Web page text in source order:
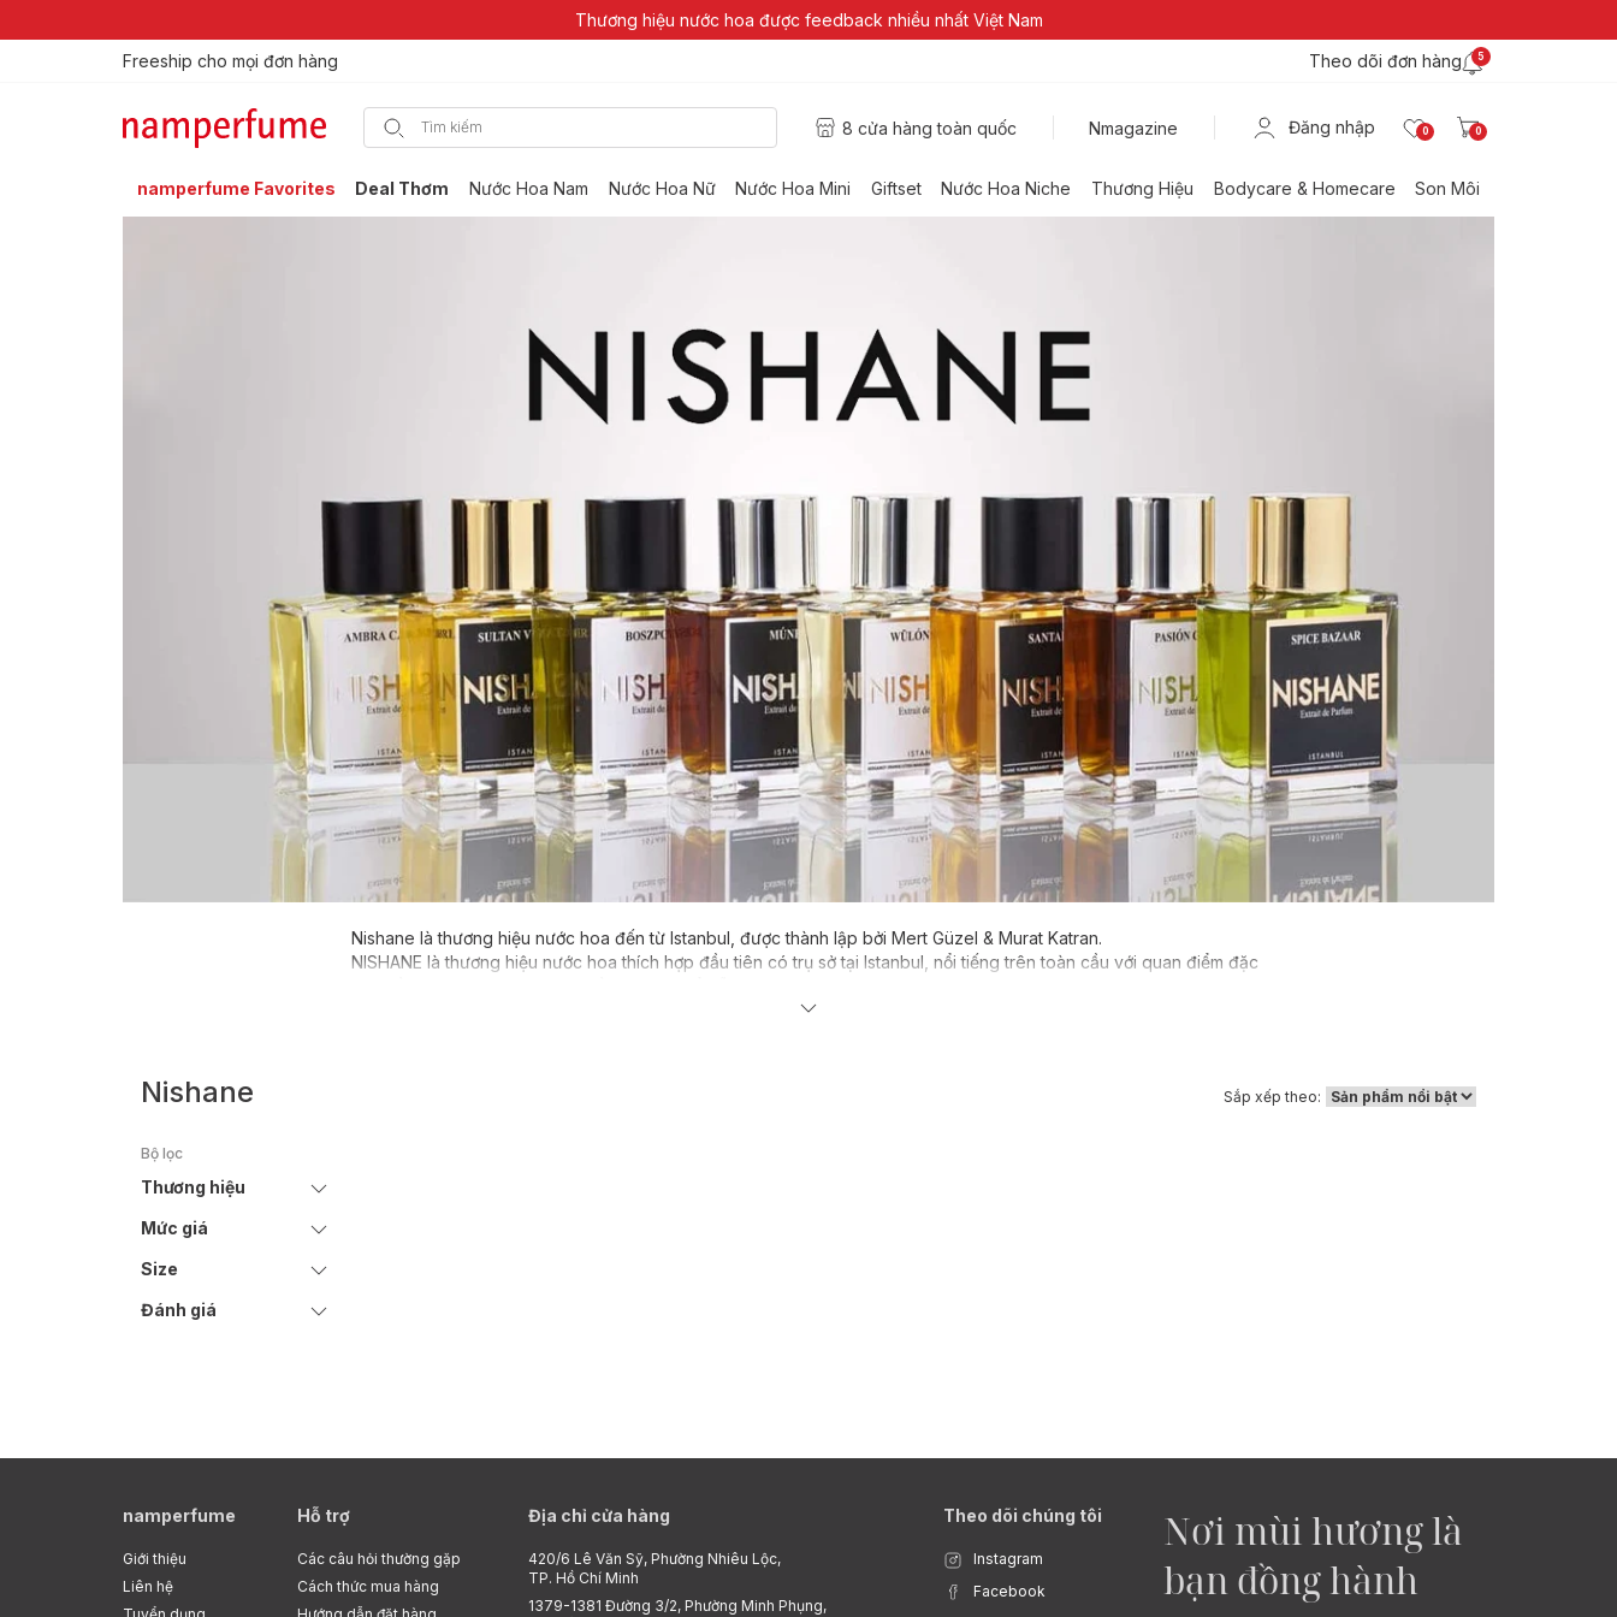
Thương hiệu nước hoa được feedback nhiều nhất Việt Nam
Freeship cho mọi đơn hàng
Theo dõi đơn hàng 5
8 cửa hàng toàn quốc Nmagazine Đăng nhập 0 0
namperfume Favorites Deal Thơm Nước Hoa Nam Nước Hoa Nữ Nước Hoa Mini Giftset Nước Hoa Niche Thương Hiệu Bodycare & Homecare Son Môi
Nishane là thương hiệu nước hoa đến từ Istanbul, được thành lập bởi Mert Güzel & Murat Katran.
NISHANE là thương hiệu nước hoa thích hợp đầu tiên có trụ sở tại Istanbul, nổi tiếng trên toàn cầu với quan điểm đặc
rằng một làn hương tinh tế có khả năng khơi gợi những hồi tưởng có giá trị cùng với những cảm xúc soi sáng,
cộng 33 dòng nước hoa. Nishane là một thương hiệu nước hoa mới. Phiên bản sớm nhất được tạo ra vào năm 2013
Nishane Sắp xếp theo:
Bộ lọc
Thương hiệu
Mức giá
Size
Đánh giá
namperfume
Giới thiệu
Liên hệ
Hỗ trợ
Các câu hỏi thường gặp
Cách thức mua hàng
Địa chỉ cửa hàng
420/6 Lê Văn Sỹ, Phường Nhiêu Lộc,
TP. Hồ Chí Minh
1379-1381 Đường 3/2, Phường Minh Phụng,
Theo dõi chúng tôi
Instagram
Facebook
Nơi mùi hương là
bạn đồng hành